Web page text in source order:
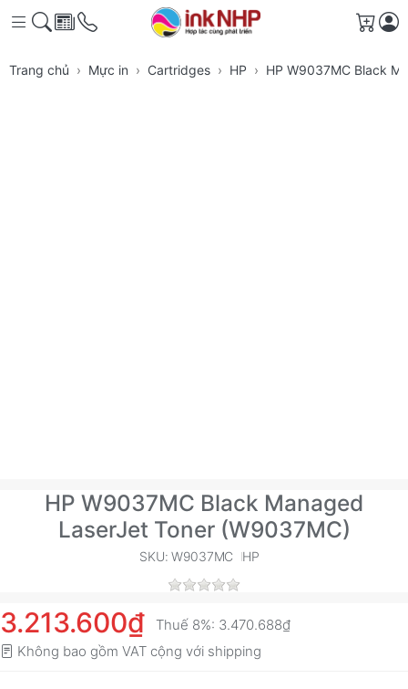
Giỏ
Trang chủ Mực in Cartridges HP HP W9037MC Black
HP W9037MC Black Managed
LaserJet Toner (W9037MC)
SKU: W9037MC HP
3.213.600₫ Thuế 8%: 3.470.688₫
Không bao gồm VAT cộng với shipping